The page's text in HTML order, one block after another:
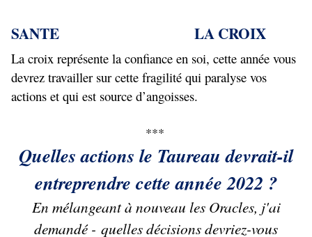
SANTE LA CROIX
La croix représente la confiance en soi, cette année vous
devrez travailler sur cette fragilité qui paralyse vos
actions et qui est source d’angoisses.
***
Quelles actions le Taureau devrait-il
entreprendre cette année 2022 ?
En mélangeant à nouveau les Oracles, j'ai
demandé - quelles décisions devriez-vous